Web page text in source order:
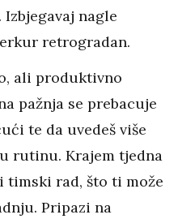
nagle
retrogradan.
ali produktivno
pažnja se prebacuje
te da uvedeš više
rutinu. Krajem tjedna
timski rad, što ti može
Pripazi na